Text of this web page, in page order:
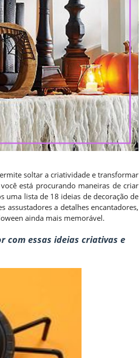
soltar a criatividade e transformar
está procurando maneiras de criar
lista de 18 ideias de decoração de
assustadores a detalhes encantadores,
ainda mais memorável.
com essas ideias criativas e